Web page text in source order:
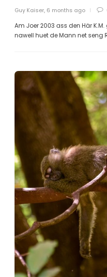
Guy Kaiser, 6 months ago
Am Joer 2003 ass den Här
nawell huet de Mann net seng